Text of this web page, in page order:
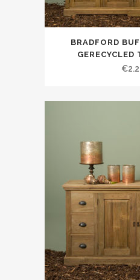
BRADFORD
GERECYCLED
€